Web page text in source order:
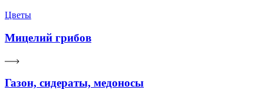
Цветы
Мицелий грибов
Газон, сидераты, медоносы